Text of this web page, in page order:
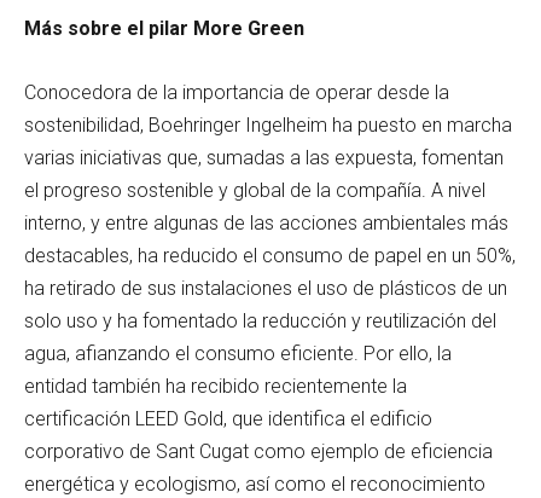
Más sobre el pilar More Green
Conocedora de la importancia de operar desde la
sostenibilidad, Boehringer Ingelheim ha puesto en marcha
varias iniciativas que, sumadas a las expuesta, fomentan
el progreso sostenible y global de la compañía. A nivel
interno, y entre algunas de las acciones ambientales más
destacables, ha reducido el consumo de papel en un 50%,
ha retirado de sus instalaciones el uso de plásticos de un
solo uso y ha fomentado la reducción y reutilización del
agua, afianzando el consumo eficiente. Por ello, la
entidad también ha recibido recientemente la
certificación LEED Gold, que identifica el edificio
corporativo de Sant Cugat como ejemplo de eficiencia
energética y ecologismo, así como el reconocimiento